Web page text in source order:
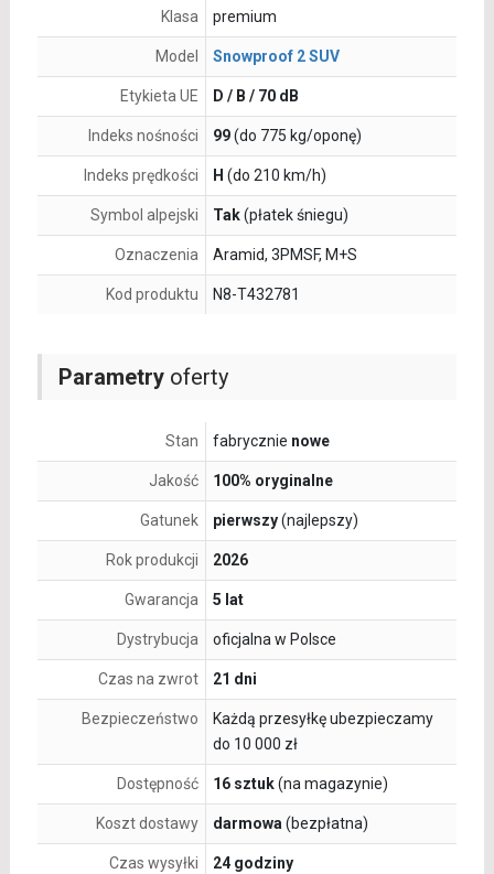
Parametryoferty
Stan fabrycznie nowe
Jakość 100% oryginalne
Gatunek pierwszy(najlepszy)
Rok produkcji 2026
Gwarancja 5 lat
Dystrybucja oficjalna w Polsce
Czas na zwrot 21 dni
Bezpieczeństwo
Każdą przesyłkę ubezpieczamy
do 10 000 zł
Dostępność 16 sztuk(na magazynie)
Koszt dostawy darmowa (bezpłatna)
Czas wysyłki 24 godziny
Klasa premium
Model Snowproof 2 SUV
Etykieta UE D / B / 70 dB
Indeks nośności 99(do 775 kg/oponę)
Indeks prędkości H (do 210 km/h)
Symbol alpejski Tak(płatek śniegu)
Oznaczenia Aramid, 3PMSF, M+S
Kod produktu N8-T432781